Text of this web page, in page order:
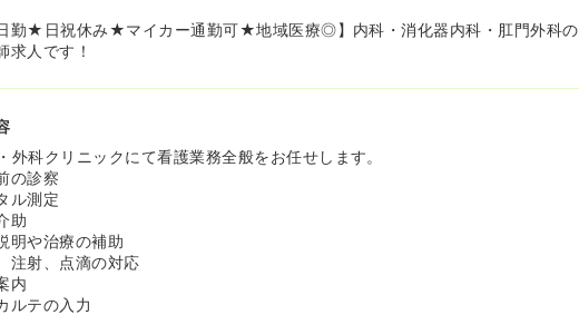
綜合病院外科に着任しました。その後、20 余年で、外科医員から外科科長、
任させて頂きました。この間、消化器疾患中心に数多くの手術に携わりつつ、
の人生に寄り添ってまいりました。
技が発展してきました。しかし、私は高度化した医療技術とは裏腹に、患者さ
の関係が薄れつつあることを感じていました。今回、クリニック開業にあたり
点に戻り、患者さんやご家族の想いに寄り添う事を第一に、ホームドクターと
して任せられる医療を提供しつつ、地域医療の発展に携わる所存です。
疾患をはじめとした通常疾患に関して、より専門的で、安心、安全な医療を提
患は早期発見に心掛けます。肛門疾患に関しては、竹田綜合病院と連携し、手
する予定です。
タッフと一丸になって、患者さん一人ひとりに寄り添い、地域の皆様に信頼さ
ックを目指したいと思います。
日勤★日祝休み★マイカー通勤可★地域医療◎】内科・消化器内科・肛門外科
求人です！
外科クリニックにて看護業務全般をお任せします。
の診察
ル測定
助
明や治療の補助
注射、点滴の対応
内
ルテの入力